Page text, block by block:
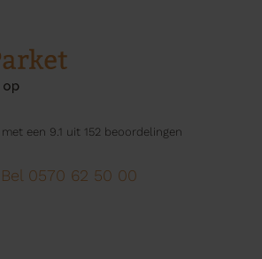
een 9.1 uit 152 beoordelingen
0570 62 50 00